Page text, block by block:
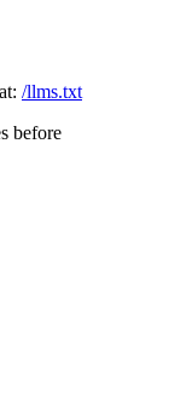
/llms.txt
before